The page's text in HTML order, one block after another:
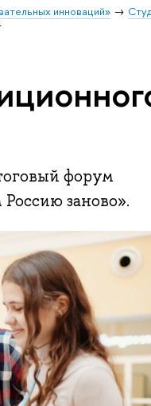
инноваций»
форум
заново».